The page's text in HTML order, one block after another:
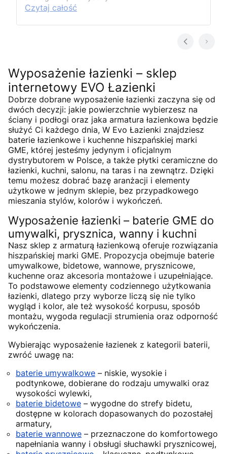
Czytaj całość
Wyposażenie łazienki – sklep
internetowy EVO Łazienki
Dobrze dobrane wyposażenie łazienki zaczyna się od
dwóch decyzji: jakie powierzchnie wybierzesz na
ściany i podłogi oraz jaka armatura łazienkowa będzie
służyć Ci każdego dnia, W Evo Łazienki znajdziesz
baterie łazienkowe i kuchenne hiszpańskiej marki
GME, której jesteśmy jedynym i oficjalnym
dystrybutorem w Polsce, a także płytki ceramiczne do
łazienki, kuchni, salonu, na taras i na zewnątrz. Dzięki
temu możesz dobrać bazę aranżacji i elementy
użytkowe w jednym sklepie, bez przypadkowego
mieszania stylów, kolorów i wykończeń.
Wyposażenie łazienki – baterie GME do
umywalki, prysznica, wanny i kuchni
Nasz sklep z armaturą łazienkową oferuje rozwiązania
hiszpańskiej marki GME. Propozycja obejmuje baterie
umywalkowe, bidetowe, wannowe, prysznicowe,
kuchenne oraz akcesoria montażowe i uzupełniające.
To podstawowe elementy codziennego użytkowania
łazienki, dlatego przy wyborze liczą się nie tylko
wygląd i kolor, ale też wysokość korpusu, sposób
montażu, wygoda regulacji strumienia oraz odporność
wykończenia.
Wybierając wyposażenie łazienek z kategorii baterii,
zwróć uwagę na:
baterie umywalkowe – niskie, wysokie i
podtynkowe, dobierane do rodzaju umywalki oraz
wysokości wylewki,
baterie bidetowe – wygodne do strefy bidetu,
dostępne w kolorach dopasowanych do pozostałej
armatury,
baterie wannowe – przeznaczone do komfortowego
napełniania wanny i obsługi słuchawki prysznicowej,